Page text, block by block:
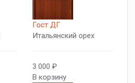
Гост ДГ
Итальянский орех
3 000 ₽
В корзину